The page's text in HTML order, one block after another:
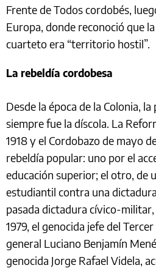
Frente de Todos cordobés,
Europa, donde reconoció que
cuarteto era “territorio hostil”.
La rebeldía cordobesa
Desde la época de la Colonia,
siempre fue la díscola. La
1918 y el Cordobazo de mayo
rebeldía popular: uno por el
educación superior; el otro, de
estudiantil contra una
pasada dictadura cívico-
1979, el genocida jefe del
general Luciano Benjamín
genocida Jorge Rafael Videla,